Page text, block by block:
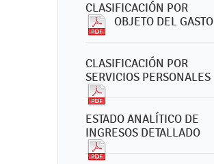
CLASIFICACIÓN POR
OBJETO DEL GASTO
CLASIFICACIÓN POR
SERVICIOS PERSONALES
ESTADO ANALÍTICO DE
INGRESOS DETALLADO